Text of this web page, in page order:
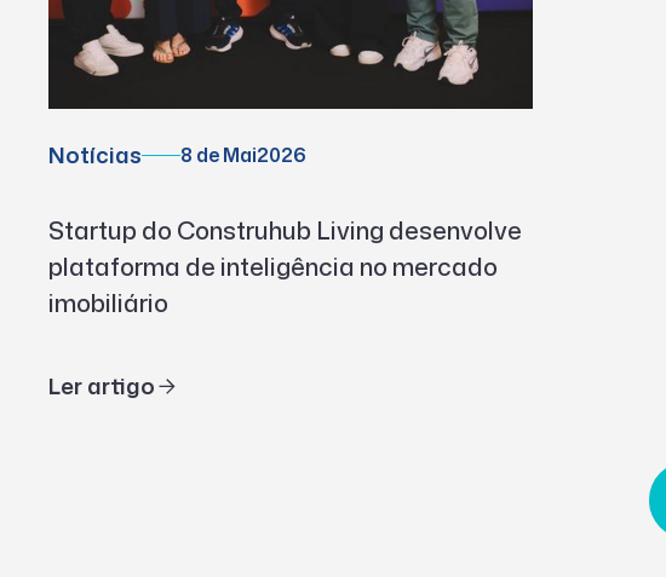
Notícias 8 de Mai2026
Startup do Construhub Living desenvolve
plataforma de inteligência no mercado
imobiliário
Ler artigo